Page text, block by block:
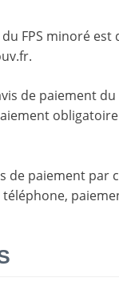
FPS minoré
.
de paiement du
de paiement par